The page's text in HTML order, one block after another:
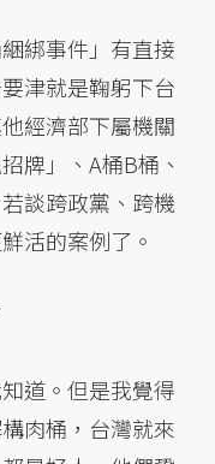
綁事件」有直接
津就是鞠躬下台
經濟部下屬機關
牌」、A桶B桶、
談跨政黨、跨機
活的案例了。
道。但是我覺得
肉桶，台灣就來